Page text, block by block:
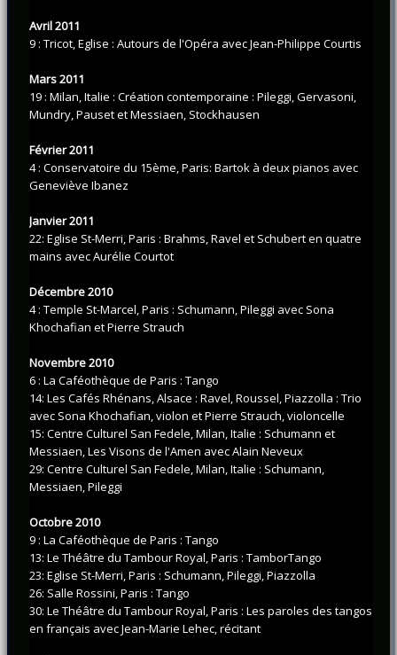
Avril 2011
9 : Tricot, Eglise : Autours de l'Opéra avec Jean-Philippe Courtis
Mars 2011
19 : Milan, Italie : Création contemporaine : Pileggi, Gervasoni,
Mundry, Pauset et Messiaen, Stockhausen
Février 2011
4 : Conservatoire du 15ème, Paris: Bartok à deux pianos avec
Geneviève Ibanez
Janvier 2011
22: Eglise St-Merri, Paris : Brahms, Ravel et Schubert en quatre
mains avec Aurélie Courtot
Décembre 2010
4 : Temple St-Marcel, Paris : Schumann, Pileggi avec Sona
Khochafian et Pierre Strauch
Novembre 2010
6 : La Caféothèque de Paris : Tango
14: Les Cafés Rhénans, Alsace : Ravel, Roussel, Piazzolla : Trio
avec Sona Khochafian, violon et Pierre Strauch, violoncelle
15: Centre Culturel San Fedele, Milan, Italie : Schumann et
Messiaen, Les Visons de l'Amen avec Alain Neveux
29: Centre Culturel San Fedele, Milan, Italie : Schumann,
Messiaen, Pileggi
Octobre 2010
9 : La Caféothèque de Paris : Tango
13: Le Théâtre du Tambour Royal, Paris : TamborTango
23: Eglise St-Merri, Paris : Schumann, Pileggi, Piazzolla
26: Salle Rossini, Paris : Tango
30: Le Théâtre du Tambour Royal, Paris : Les paroles des tangos
en français avec Jean-Marie Lehec, récitant